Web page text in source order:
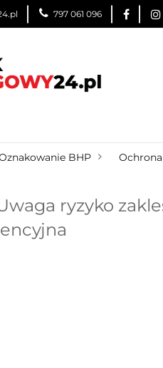
797 061 096
ZNAKI DROGOWE
BHP
ryzyko